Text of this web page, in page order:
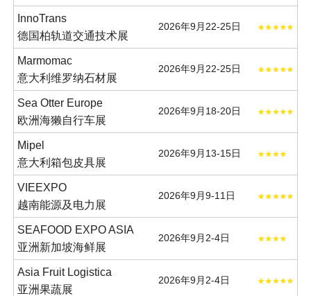
InnoTrans
德国柏轨道交通技术展
2026年9月22-25日
Marmomac
意大利维罗纳石材展
2026年9月22-25日
Sea Otter Europe
欧洲海獭自行车展
2026年9月18-20日
Mipel
意大利箱包皮具展
2026年9月13-15日
VIEEXPO
越南能源及电力展
2026年9月9-11日
SEAFOOD EXPO ASIA
亚洲新加坡海鲜展
2026年9月2-4日
Asia Fruit Logistica
亚洲果蔬展
2026年9月2-4日